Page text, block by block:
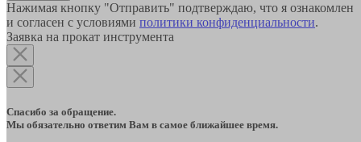
Нажимая кнопку "Отправить" подтверждаю, что я ознакомлен
и согласен с условиями политики конфиденциальности.
Заявка на прокат инструмента
Спасибо за обращение.
Мы обязательно ответим Вам в самое ближайшее время.